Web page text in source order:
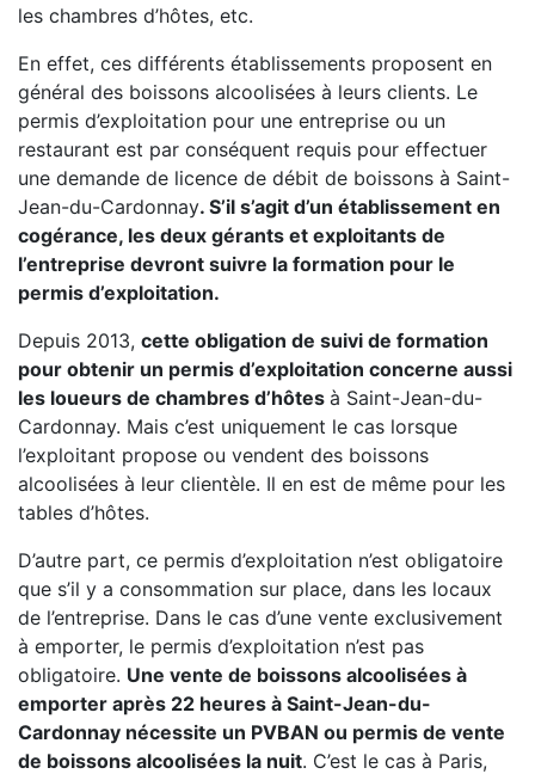
les chambres d’hôtes, etc.
En effet, ces différents établissements proposent en
général des boissons alcoolisées à leurs clients. Le
permis d’exploitation pour une entreprise ou un
restaurant est par conséquent requis pour effectuer
une demande de licence de débit de boissons à Saint-
Jean-du-Cardonnay. S’il s’agit d’un établissement en
cogérance, les deux gérants et exploitants de
l’entreprise devront suivre la formation pour le
permis d’exploitation.
Depuis 2013, cette obligation de suivi de formation
pour obtenir un permis d’exploitation concerne aussi
les loueurs de chambres d’hôtes à Saint-Jean-du-
Cardonnay. Mais c’est uniquement le cas lorsque
l’exploitant propose ou vendent des boissons
alcoolisées à leur clientèle. Il en est de même pour les
tables d’hôtes.
D’autre part, ce permis d’exploitation n’est obligatoire
que s’il y a consommation sur place, dans les locaux
de l’entreprise. Dans le cas d’une vente exclusivement
à emporter, le permis d’exploitation n’est pas
obligatoire. Une vente de boissons alcoolisées à
emporter après 22 heures à Saint-Jean-du-
Cardonnay nécessite un PVBAN ou permis de vente
de boissons alcoolisées la nuit. C’est le cas à Paris,